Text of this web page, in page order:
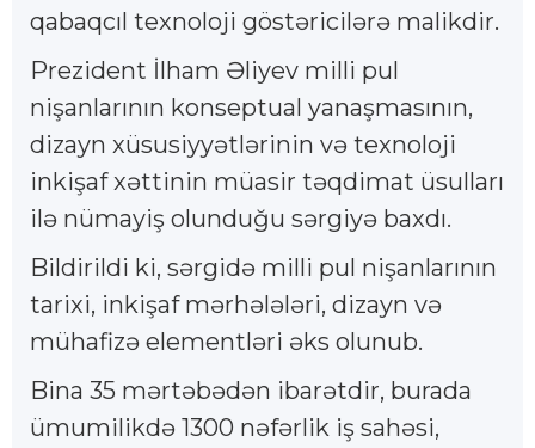
qabaqcıl texnoloji göstəricilərə malikdir.
Prezident İlham Əliyev milli pul
nişanlarının konseptual yanaşmasının,
dizayn xüsusiyyətlərinin və texnoloji
inkişaf xəttinin müasir təqdimat üsulları
ilə nümayiş olunduğu sərgiyə baxdı.
Bildirildi ki, sərgidə milli pul nişanlarının
tarixi, inkişaf mərhələləri, dizayn və
mühafizə elementləri əks olunub.
Bina 35 mərtəbədən ibarətdir, burada
ümumilikdə 1300 nəfərlik iş sahəsi,